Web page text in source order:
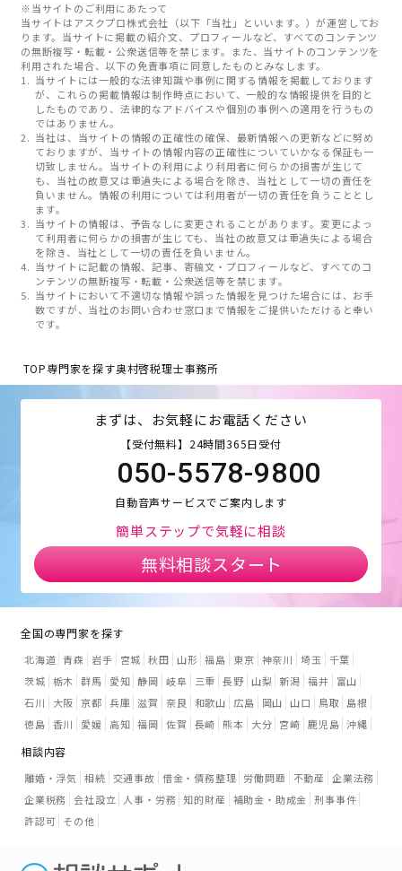
※当サイトのご利用にあたって
当サイトはアスクプロ株式会社（以下「当社」といいます。）が運営してお
ります。当サイトに掲載の紹介文、プロフィールなど、すべてのコンテンツ
の無断複写・転載・公衆送信等を禁じます。また、当サイトのコンテンツを
利用された場合、以下の免責事項に同意したものとみなします。
当サイトには一般的な法律知識や事例に関する情報を掲載しております
が、これらの掲載情報は制作時点において、一般的な情報提供を目的と
したものであり、法律的なアドバイスや個別の事例への適用を行うもの
ではありません。
当社は、当サイトの情報の正確性の確保、最新情報への更新などに努め
ておりますが、当サイトの情報内容の正確性についていかなる保証も一
切致しません。当サイトの利用により利用者に何らかの損害が生じて
も、当社の故意又は重過失による場合を除き、当社として一切の責任を
負いません。情報の利用については利用者が一切の責任を負うこととし
ます。
当サイトの情報は、予告なしに変更されることがあります。変更によっ
て利用者に何らかの損害が生じても、当社の故意又は重過失による場合
を除き、当社として一切の責任を負いません。
当サイトに記載の情報、記事、寄稿文・プロフィールなど、すべてのコ
ンテンツの無断複写・転載・公衆送信等を禁じます。
当サイトにおいて不適切な情報や誤った情報を見つけた場合には、お手
数ですが、当社のお問い合わせ窓口まで情報をご提供いただけると幸い
です。
TOP専門家を探す奥村啓税理士事務所
まずは、お気軽にお電話ください
【受付無料】24時間365日受付
050-5578-9800
自動音声サービスでご案内します
簡単ステップで気軽に相談
無料相談スタート
全国の専門家を探す
北海道 青森 岩手 宮城 秋田 山形 福島 東京 神奈川 埼玉
千葉
茨城 栃木 群馬 愛知 静岡 岐阜 三重 長野 山梨 新潟 福井
富山
石川
大阪 京都 兵庫 滋賀 奈良 和歌山 広島 岡山 山口 鳥取
島根
徳島 香川 愛媛 高知 福岡 佐賀 長崎 熊本 大分 宮崎 鹿児島 沖縄
相談内容
離婚・浮気 相続 交通事故 借金・債務整理 労働問題 不動産 企業法務
企業税務 会社設立 人事・労務 知的財産 補助金・助成金 刑事事件
許認可 その他